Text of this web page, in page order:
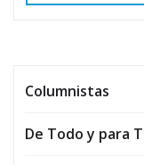
Columnistas
De Todo y para